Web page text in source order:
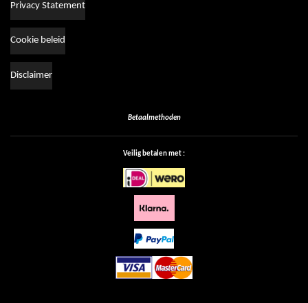
Privacy Statement
Cookie beleid
Disclaimer
Betaalmethoden
Veilig betalen met :